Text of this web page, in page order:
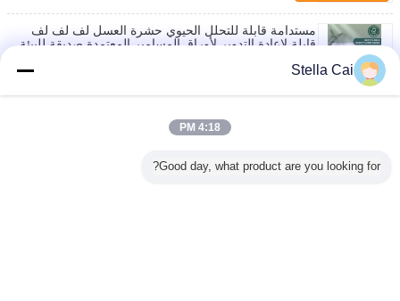
مستدامة قابلة للتحلل الحيوي حشرة العسل لف لف لف
قابلة لإعادة التدوير لأوراق المسامير المعتمدة صديقة للبيئة
اتصل بنا
لون عسل الورق لفة المسامير لف مع الدليل الدهون للتعبئة
لفة ورق التغليف على شكل قرص العسل ، ورق التغليف
Stella Cai
4:18 PM
Good day, what product are you looking for?